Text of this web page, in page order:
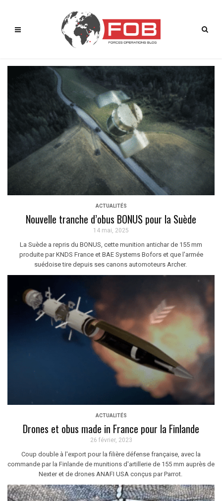
ACTUALITÉS
Nouvelle tranche d’obus BONUS pour la Suède
14 mai, 2025
La Suède a repris du BONUS, cette munition antichar de 155 mm
produite par KNDS France et BAE Systems Bofors et que l'armée
suédoise tire depuis ses canons automoteurs Archer.
ACTUALITÉS
Drones et obus made in France pour la Finlande
26 février, 2023
Coup double à l'export pour la filière défense française, avec la
commande par la Finlande de munitions d'artillerie de 155 mm auprès de
Nexter et de drones ANAFI USA conçus par Parrot.